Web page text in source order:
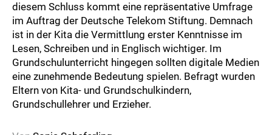
diesem Schluss kommt eine repräsentative Umfrage
im Auftrag der Deutsche Telekom Stiftung. Demnach
ist in der Kita die Vermittlung erster Kenntnisse im
Lesen, Schreiben und in Englisch wichtiger. Im
Grundschulunterricht hingegen sollten digitale Medien
eine zunehmende Bedeutung spielen. Befragt wurden
Eltern von Kita- und Grundschulkindern,
Grundschullehrer und Erzieher.